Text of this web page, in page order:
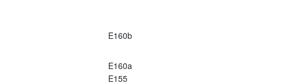
E160b
E160a
E155